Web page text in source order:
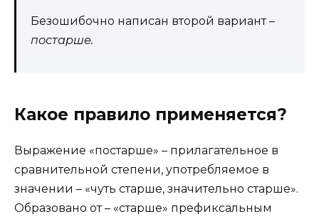
Безошибочно написан второй вариант –
постарше.
Какое правило применяется?
Выражение «постарше» – прилагательное в
сравнительной степени, употребляемое в
значении – «чуть старше, значительно старше».
Образовано от – «старше» префиксальным